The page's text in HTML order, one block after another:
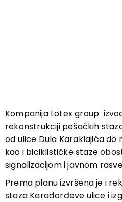
Kompanija Lotex group
rekonstrukciji pešačkih
od ulice Dula Karaklajića do
kao i biciklističke staze
signalizacijom i javnom
Prema planu izvršena je i
staza Karađorđeve ulice i